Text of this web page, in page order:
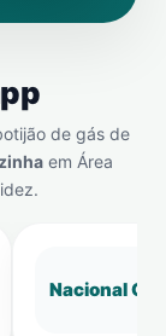
de gás de
em Área
Nacional Gás